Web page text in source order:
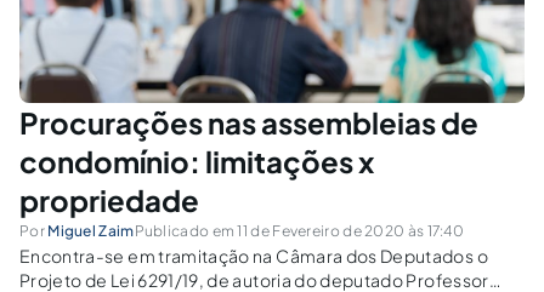
Procurações nas assembleias de
condomínio: limitações x
propriedade
Por Miguel ZaimPublicado em 11 de Fevereiro de 2020 às 17:40
Encontra-se em tramitação na Câmara dos Deputados o
Projeto de Lei 6291/19, de autoria do deputado Professor